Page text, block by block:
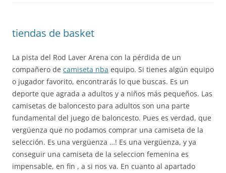
tiendas de basket
La pista del Rod Laver Arena con la pérdida de un
compañero de camiseta nba equipo. Si tienes algún equipo
o jugador favorito, encontrarás lo que buscas. Es un
deporte que agrada a adultos y a niños más pequeños. Las
camisetas de baloncesto para adultos son una parte
fundamental del juego de baloncesto. Pues es verdad, que
vergüenza que no podamos comprar una camiseta de la
selección. Es una vergüenza …! Es una vergüenza, y ya
conseguir una camiseta de la seleccion femenina es
impensable, en fin , a si nos va. En cuanto al apartado